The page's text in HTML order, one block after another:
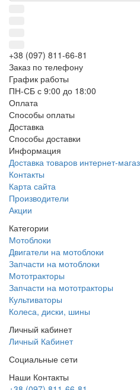
+38 (097) 811-66-81
Заказ по телефону
График работы
ПН-СБ с 9:00 до 18:00
Оплата
Способы оплаты
Доставка
Способы доставки
Информация
Доставка товаров интернет-
Контакты
Карта сайта
Производители
Акции
Категории
Мотоблоки
Двигатели на мотоблоки
Запчасти на мотоблоки
Мототракторы
Запчасти на мототракторы
Культиваторы
Колеса, диски, шины
Личный кабинет
Личный Кабинет
Социальные сети
Наши Контакты